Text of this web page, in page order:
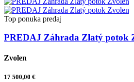
Top ponuka predaj
PREDAJ Záhrada Zlatý potok
Zvolen
17 500,00 €